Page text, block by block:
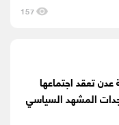
157
عدن تعقد اجتماعها
المشهد السياسي